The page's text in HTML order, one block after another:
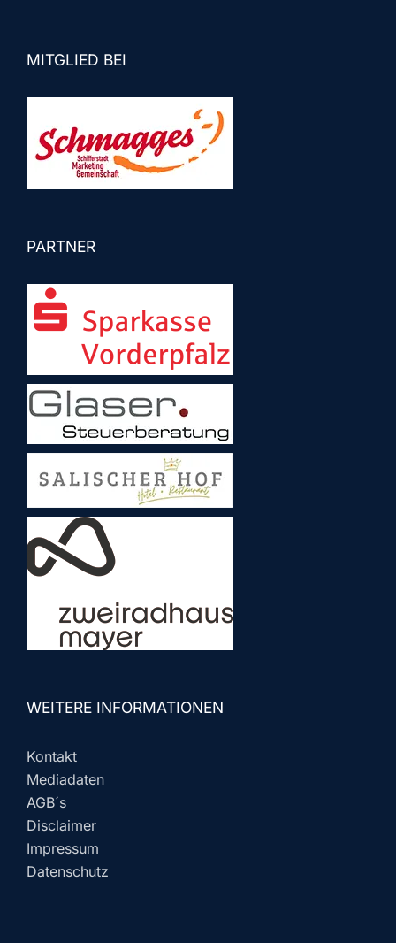
MITGLIED BEI
PARTNER
WEITERE INFORMATIONEN
Kontakt
Mediadaten
AGB´s
Disclaimer
Impressum
Datenschutz